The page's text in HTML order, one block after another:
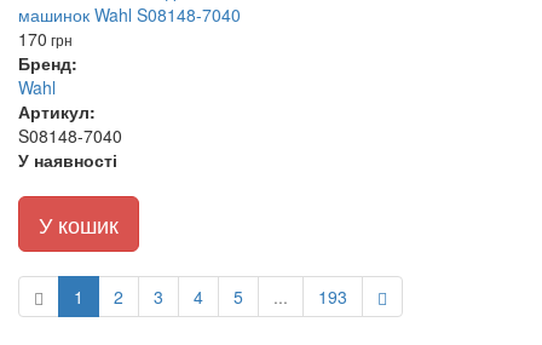
170 грн
Бренд:
Wahl
Артикул:
S08148-7040
У наявності
У кошик
1 2 3 4 5 ... 193